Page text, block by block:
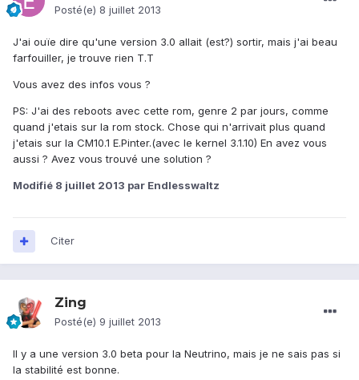
Posté(e) 8 juillet 2013
J'ai ouïe dire qu'une version 3.0 allait (est?) sortir, mais j'ai beau
farfouiller, je trouve rien T.T
Vous avez des infos vous ?
PS: J'ai des reboots avec cette rom, genre 2 par jours, comme
quand j'etais sur la rom stock. Chose qui n'arrivait plus quand
j'etais sur la CM10.1 E.Pinter.(avec le kernel 3.1.10) En avez vous
aussi ? Avez vous trouvé une solution ?
Modifié 8 juillet 2013 par Endlesswaltz
Citer
Zing
Posté(e) 9 juillet 2013
Il y a une version 3.0 beta pour la Neutrino, mais je ne sais pas si
la stabilité est bonne.